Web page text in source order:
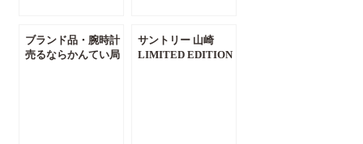
ブランド品・腕時計
売るならかんてい局
サントリー 山崎
LIMITED EDITION